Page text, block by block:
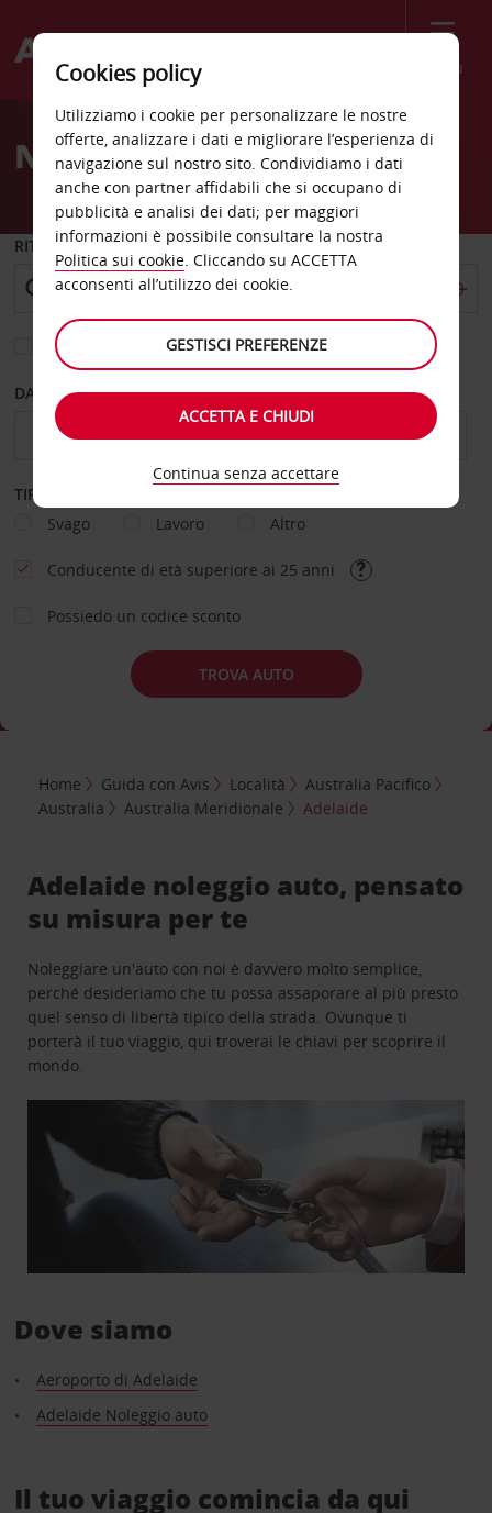
Menù
Welcome
AvisNoleggio auto Adelaide
RITIRO DA
Scegli una località di riconsegna diversa
DAL GIORNO AL GIORNO
TIPOLOGIA DI NOLEGGIO
Svago
Lavoro Altro
Conducente di età superiore ai 25 anni
Possiedo un codice sconto
TROVA AUTO
Home Guida con Avis Località
Australia Pacifico
Australia
Australia Meridionale Adelaide
Adelaide noleggio auto, pensato
su misura per te
Noleggiare un'auto con noi è davvero molto semplice,
perché desideriamo che tu possa assaporare al più presto
quel senso di libertà tipico della strada. Ovunque ti
porterà il tuo viaggio, qui troverai le chiavi per scoprire il
mondo.
Dove siamo
Aeroporto di Adelaide
Adelaide Noleggio auto
Il tuo viaggio comincia da qui
Cookies policy
Utilizziamo i cookie per personalizzare le nostre
offerte, analizzare i dati e migliorare l’esperienza di
navigazione sul nostro sito. Condividiamo i dati
anche con partner affidabili che si occupano di
pubblicità e analisi dei dati; per maggiori
informazioni è possibile consultare la nostra
Politica sui cookie. Cliccando su ACCETTA
acconsenti all’utilizzo dei cookie.
GESTISCI PREFERENZE
ACCETTA E CHIUDI
Continua senza accettare